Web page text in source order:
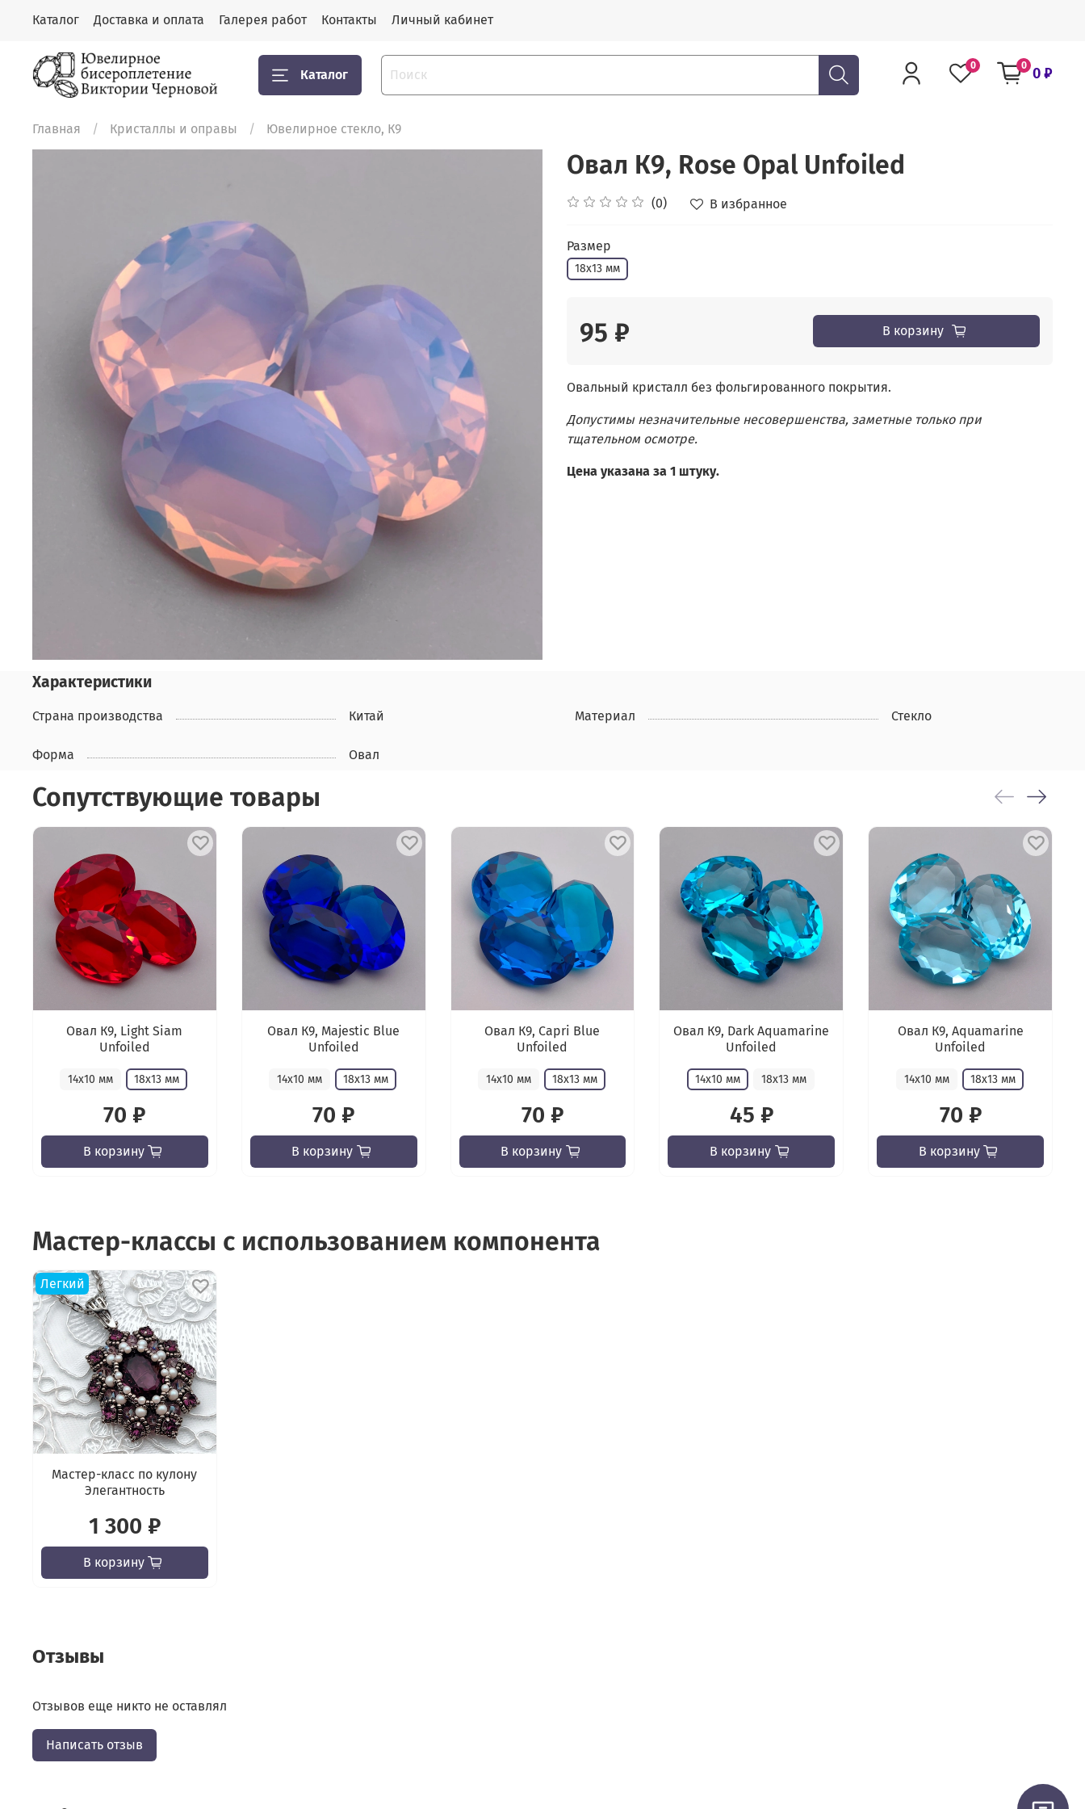
Каталог Доставка и оплата Галерея работ Контакты Личный кабинет
Каталог
0 0 0 ₽
Главная Кристаллы и оправы Ювелирное стекло, К9
Овал К9, Rose Opal Unfoiled
(0) В избранное
Размер
18х13 мм
95 ₽ В корзину
Овальный кристалл без фольгированного покрытия.
Допустимы незначительные несовершенства, заметные только при
тщательном осмотре.
Цена указана за 1 штуку.
Характеристики
Страна производства Китай Материал Стекло
Форма Овал
Сопутствующие товары
Овал К9, Light Siam
Unfoiled
14х10 мм 18х13 мм
70 ₽
В корзину
Овал К9, Majestic Blue
Unfoiled
14х10 мм 18х13 мм
70 ₽
В корзину
Овал К9, Capri Blue
Unfoiled
14х10 мм 18х13 мм
70 ₽
В корзину
Овал К9, Dark Aquamarine
Unfoiled
14х10 мм 18х13 мм
45 ₽
В корзину
Овал К9, Aquamarine
Unfoiled
14х10 мм 18х13 мм
70 ₽
В корзину
Мастер-классы с использованием компонента
Легкий
Мастер-класс по кулону
Элегантность
1 300 ₽
В корзину
Отзывы
Отзывов еще никто не оставлял
Написать отзыв